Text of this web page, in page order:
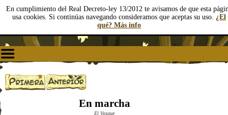
En cumplimiento del Real Decreto-ley 13/2012 te avisamos de que esta
usa cookies. Si continúas navegando consideramos que aceptas su uso. ¿El
qué? Más info
En marcha
El Vosque